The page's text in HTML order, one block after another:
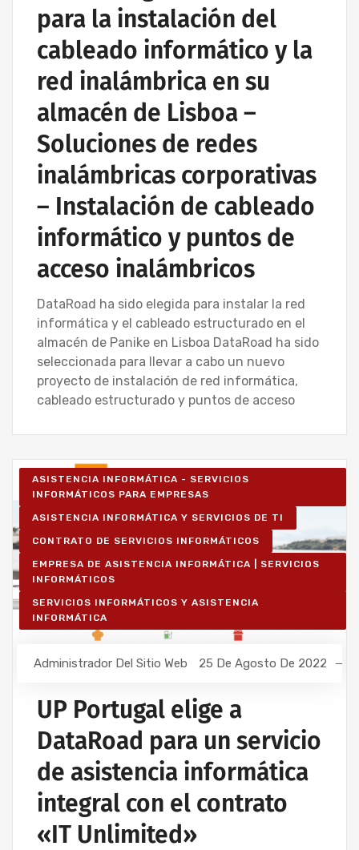
para la instalación del
cableado informático y la
red inalámbrica en su
almacén de Lisboa –
Soluciones de redes
inalámbricas corporativas
– Instalación de cableado
informático y puntos de
acceso inalámbricos
DataRoad ha sido elegida para instalar la red
informática y el cableado estructurado en el
almacén de Panike en Lisboa DataRoad ha sido
seleccionada para llevar a cabo un nuevo
proyecto de instalación de red informática,
cableado estructurado y puntos de acceso
ASISTENCIA INFORMÁTICA - SERVICIOS
INFORMÁTICOS PARA EMPRESAS
ASISTENCIA INFORMÁTICA Y SERVICIOS DE TI
CONTRATO DE SERVICIOS INFORMÁTICOS
EMPRESA DE ASISTENCIA INFORMÁTICA | SERVICIOS
INFORMÁTICOS
SERVICIOS INFORMÁTICOS Y ASISTENCIA
INFORMÁTICA
Administrador Del Sitio Web 25 De Agosto De 2022
UP Portugal elige a
DataRoad para un servicio
de asistencia informática
integral con el contrato
«IT Unlimited»